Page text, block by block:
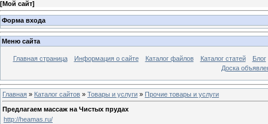
[Мой сайт]
Форма входа
Меню сайта
Главная страница Информация о сайте Каталог файлов Каталог статей
Блог
Доска
Главная » Каталог сайтов » Товары и услуги » Прочие товары и услуги
Предлагаем массаж на Чистых прудах
http://heamas.ru/